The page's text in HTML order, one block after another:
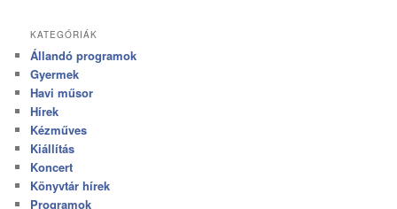
KATEGÓRIÁK
Állandó programok
Gyermek
Havi műsor
Hírek
Kézműves
Kiállítás
Koncert
Könyvtár hírek
Programok